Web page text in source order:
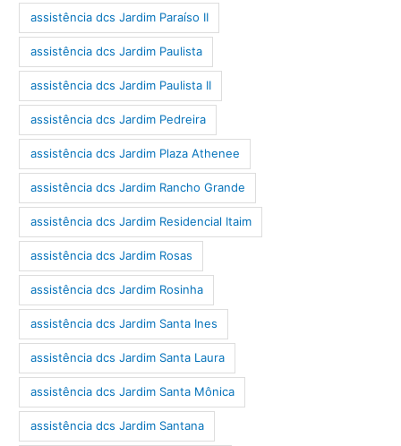
assistência dcs Jardim Paraíso II
assistência dcs Jardim Paulista
assistência dcs Jardim Paulista II
assistência dcs Jardim Pedreira
assistência dcs Jardim Plaza Athenee
assistência dcs Jardim Rancho Grande
assistência dcs Jardim Residencial Itaim
assistência dcs Jardim Rosas
assistência dcs Jardim Rosinha
assistência dcs Jardim Santa Ines
assistência dcs Jardim Santa Laura
assistência dcs Jardim Santa Mônica
assistência dcs Jardim Santana